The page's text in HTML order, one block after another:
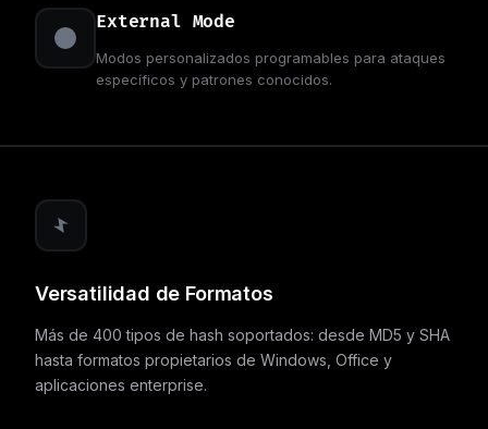
External Mode
Modos personalizados programables para ataques
específicos y patrones conocidos.
Versatilidad de Formatos
Más de 400 tipos de hash soportados: desde MD5 y SHA
hasta formatos propietarios de Windows, Office y
aplicaciones enterprise.